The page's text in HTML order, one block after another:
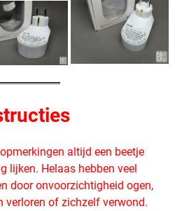
altijd een beetje
lijken. Helaas hebben veel
door onvoorzichtigheid ogen,
verloren of zichzelf verwond.